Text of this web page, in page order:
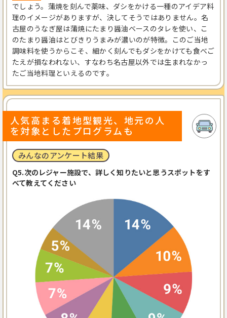
でしょう。蒲焼を刻んで薬味、ダシをかける一種のアイデア料
理のイメージがありますが、決してそうではありません。名
古屋のうなぎ屋は蒲焼にたまり醤油ベースのタレを使い、こ
のたまり醤油はとびきりうまみが濃いのが特徴。このご当地
調味料を使うからこそ、細かく刻んでもダシをかけても食べご
たえが損なわれない、すなわち名古屋以外では生まれなかっ
たご当地料理といえるのです。
人気高まる着地型観光、地元の人
を対象としたプログラムも
みんなのアンケート結果
Q5.次のレジャー施設で、詳しく知りたいと思うスポットをす
べて教えてください